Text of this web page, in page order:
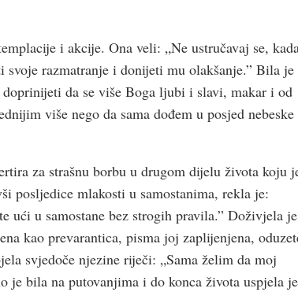
i akcije. Ona veli: „Ne ustručavaj se,
razmatranje i donijeti mu olakšanje.” Bila je
da se više Boga ljubi i slavi, makar i od
više nego da sama dođem u posjed nebeske
za strašnu borbu u drugom dijelu života koju
posljedice mlakosti u samostanima, rekla je:
ući u samostane bez strogih pravila.” Doživjela je
kao prevarantica, pisma joj zaplijenjena,
svjedoče njezine riječi: „Sama želim da moj
je bila na putovanjima i do konca života uspjela je